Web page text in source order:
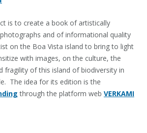
is to create a book of artistically
and of informational quality
on the Boa Vista island to bring to light
with images, on the culture, the
fragility of this island of biodiversity in
The idea for its edition is the
through the platform web VERKAMI